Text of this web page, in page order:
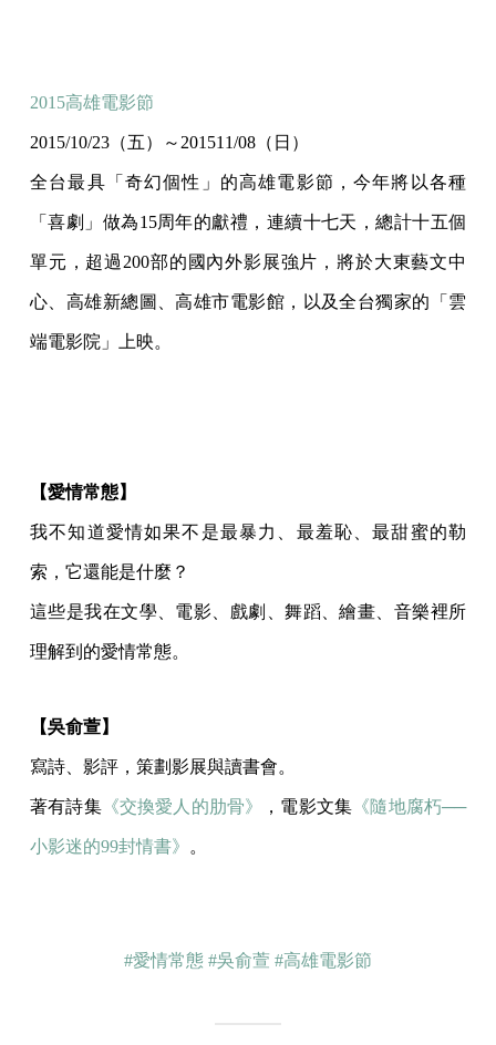
2015高雄電影節
2015/10/23（五）～201511/08（日）
全台最具「奇幻個性」的高雄電影節，今年將以各種
「喜劇」做為15周年的獻禮，連續十七天，總計十五個
單元，超過200部的國內外影展強片，將於大東藝文中
心、高雄新總圖、高雄市電影館，以及全台獨家的「雲
端電影院」上映。
【愛情常態】
我不知道愛情如果不是最暴力、最羞恥、最甜蜜的勒
索，它還能是什麼？
這些是我在文學、電影、戲劇、舞蹈、繪畫、音樂裡所
理解到的愛情常態。
【吳俞萱】
寫詩、影評，策劃影展與讀書會。
著有詩集《交換愛人的肋骨》 ，電影文集 《隨地腐朽──
小影迷的99封情書》 。
#愛情常態 #吳俞萱 #高雄電影節